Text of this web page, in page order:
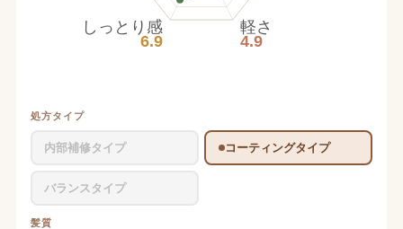
軽さ
4.9
しっとり感
6.9
処方タイプ
内部補修タイプ コーティングタイプ
バランスタイプ
髪質